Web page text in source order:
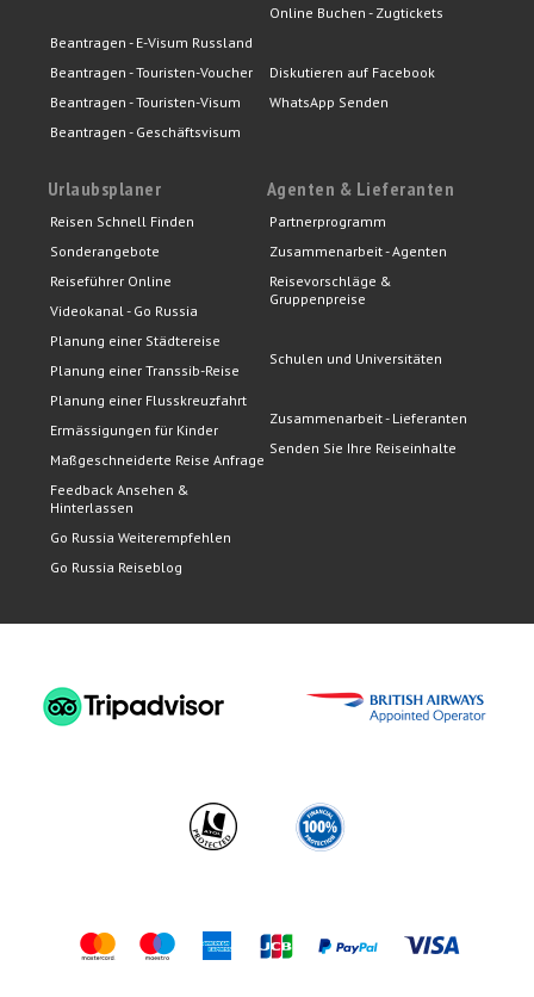
Beantragen - E-Visum Russland
Beantragen - Touristen-Voucher
Beantragen - Touristen-Visum
Beantragen - Geschäftsvisum
Online Buchen - Zugtickets
Diskutieren auf Facebook
WhatsApp Senden
Urlaubsplaner
Reisen Schnell Finden
Sonderangebote
Reiseführer Online
Videokanal - Go Russia
Planung einer Städtereise
Planung einer Transsib-Reise
Planung einer Flusskreuzfahrt
Ermässigungen für Kinder
Maßgeschneiderte Reise Anfrage
Feedback Ansehen &
Hinterlassen
Go Russia Weiterempfehlen
Go Russia Reiseblog
Agenten & Lieferanten
Partnerprogramm
Zusammenarbeit - Agenten
Reisevorschläge &
Gruppenpreise
Schulen und Universitäten
Zusammenarbeit - Lieferanten
Senden Sie Ihre Reiseinhalte